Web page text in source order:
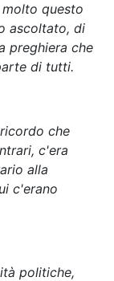
questo
ascoltato, di
preghiera che
di tutti.
che
c'era
alla
c'erano
politiche,